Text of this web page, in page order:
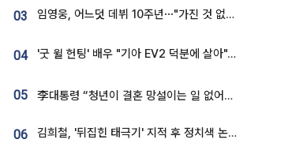
03 임영웅, 어느덧 데뷔 10주년⋯"가진 것 없던 시절, 내 앞엔 20명의 팬뿐"
04 '굿 윌 헌팅' 배우 "기아 EV2 덕분에 살아"…교통사고 후 안전성 극찬
05 李대통령 “청년이 결혼 망설이는 일 없어야...제도상 불이익 조사”
06 김희철, '뒤집힌 태극기' 지적 후 정치색 논란…"좌우 떠나 우리나라 국기"